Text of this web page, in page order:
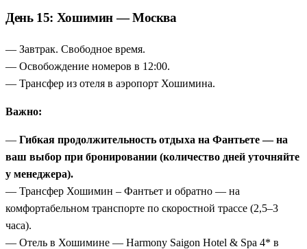
День 15: Хошимин — Москва
— Завтрак. Свободное время.
— Освобождение номеров в 12:00.
— Трансфер из отеля в аэропорт Хошимина.
Важно:
— Гибкая продолжительность отдыха на Фантьете — на
ваш выбор при бронировании (количество дней уточняйте
у менеджера).
— Трансфер Хошимин – Фантьет и обратно — на
комфортабельном транспорте по скоростной трассе (2,5–3
часа).
— Отель в Хошимине — Harmony Saigon Hotel & Spa 4* в